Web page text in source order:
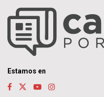
Estamos en